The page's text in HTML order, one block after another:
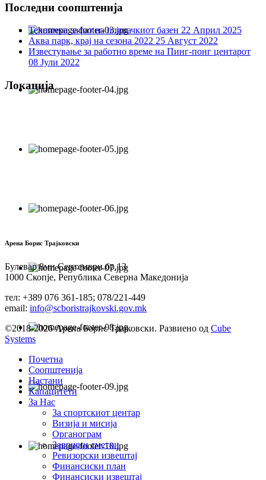
Последни соопштенија
Технички зафат на пливачкиот базен 22 Април 2025
Аква парк, крај на сезона 2022 25 Август 2022
Известување за работно време на Пинг-понг центарот
08 Јули 2022
Локација
Арена Борис Трајковски
Булевар 8ми Септември бр.13
1000 Скопје, Република Северна Македонија
тел: +389 076 361-185; 078/221-449
email: info@scboristrajkovski.gov.mk
©2018-2026 Арена Борис Трајковски. Развиено од Cube
Systems
Почетна
Соопштенија
Настани
Капацитети
За Нас
За спортскиот центар
Визија и мисија
Органограм
Завршни сметки
Ревизорски извештај
Финансиски план
Финансиски извештај